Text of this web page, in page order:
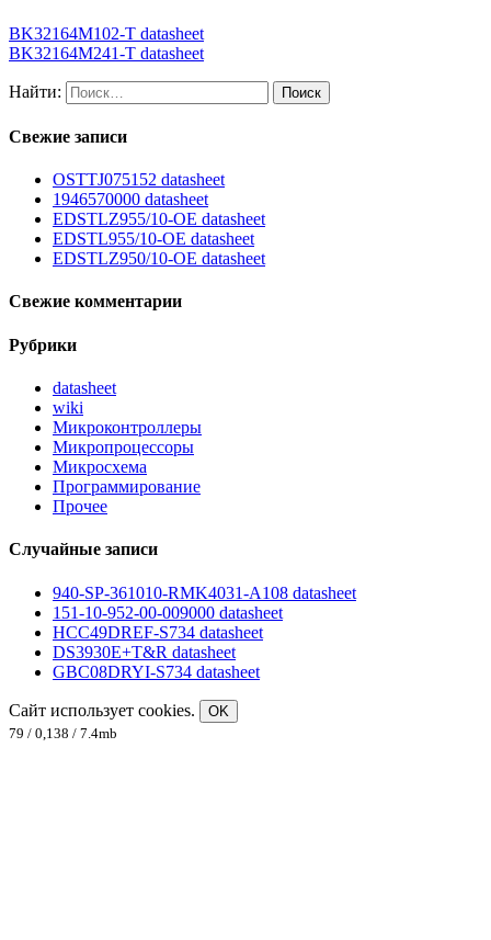
BK32164M102-T datasheet
BK32164M241-T datasheet
Найти:
Свежие записи
OSTTJ075152 datasheet
1946570000 datasheet
EDSTLZ955/10-OE datasheet
EDSTL955/10-OE datasheet
EDSTLZ950/10-OE datasheet
Свежие комментарии
Рубрики
datasheet
wiki
Микроконтроллеры
Микропроцессоры
Микросхема
Программирование
Прочее
Случайные записи
940-SP-361010-RMK4031-A108 datasheet
151-10-952-00-009000 datasheet
HCC49DREF-S734 datasheet
DS3930E+T&R datasheet
GBC08DRYI-S734 datasheet
Сайт использует cookies.
OK
79 / 0,138 / 7.4mb